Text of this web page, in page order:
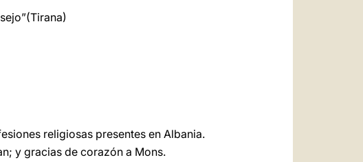
religiosas presentes en Albania.
y gracias de corazón a Mons.